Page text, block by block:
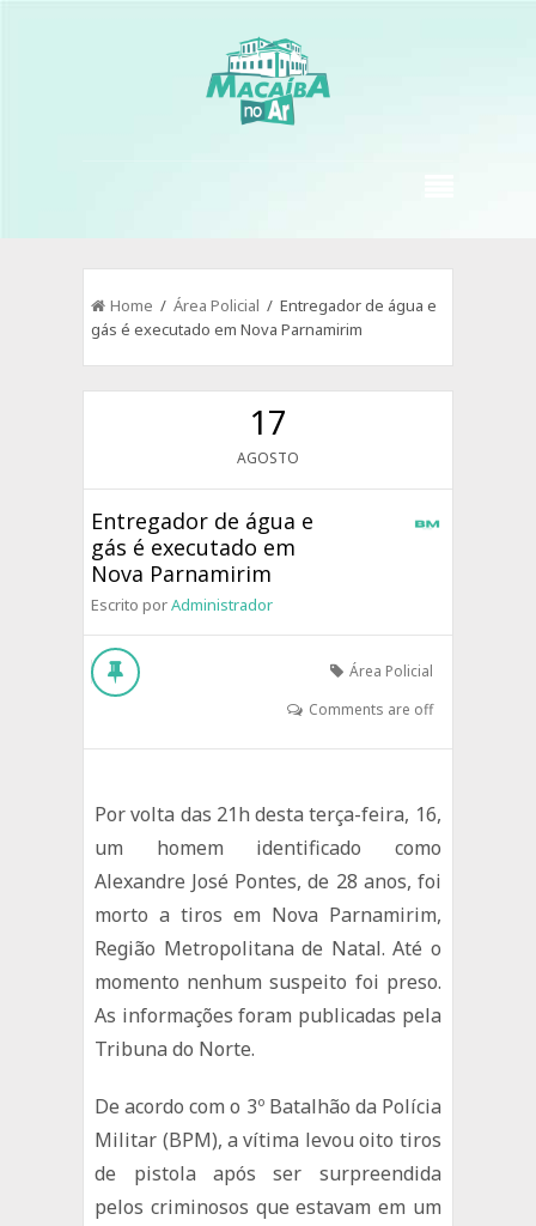
Home /Área Policial / Entregador de água e
gás é executado em Nova Parnamirim
17
AGOSTO
Entregador de água e
gás é executado em
Nova Parnamirim
Escrito porAdministrador
Área Policial
Comments are off
Por volta das 21h desta terça-feira, 16,
um homem identificado como
Alexandre José Pontes, de 28 anos, foi
morto a tiros em Nova Parnamirim,
Região Metropolitana de Natal. Até o
momento nenhum suspeito foi preso.
As informações foram publicadas pela
Tribuna do Norte.
De acordo com o 3º Batalhão da Polícia
Militar (BPM), a vítima levou oito tiros
de pistola após ser surpreendida
pelos criminosos que estavam em um